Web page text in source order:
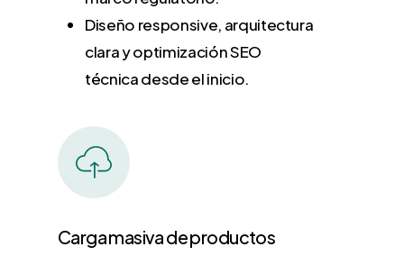
Diseño responsive, arquitectura
clara y optimización SEO
técnica desde el inicio.
Carga masiva de productos